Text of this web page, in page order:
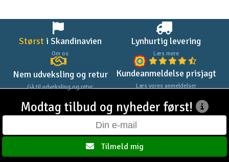
Slot racing
Smarthjem, leg og hobby
Solenergi
Værktøj, udstyr og tilbehør
Gavekort
Størsti Skandinavien
Om os
Lynhurtig levering
Læs mere
Nem udveksling og retur
Gå til udveksling og retur
Kundeanmeldelse prisjagt
Læs vores anmeldelser
Modtag tilbud og nyheder først!
Tilmeld mig